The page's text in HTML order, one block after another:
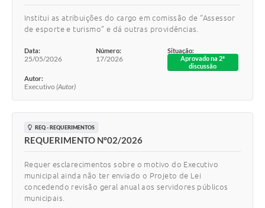
Institui as atribuições do cargo em comissão de “Assessor
de esporte e turismo” e dá outras providências.
Data:
25/05/2026
Número:
17/2026
Situação:
Aprovado na 2ª
discussão
Autor:
Executivo (Autor)
REQ - REQUERIMENTOS
REQUERIMENTO Nº02/2026
Requer esclarecimentos sobre o motivo do Executivo
municipal ainda não ter enviado o Projeto de Lei
concedendo revisão geral anual aos servidores públicos
municipais.